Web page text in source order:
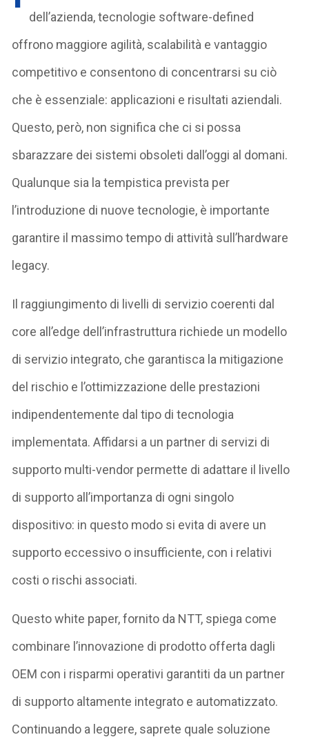
dell’azienda, tecnologie software-defined
offrono maggiore agilità, scalabilità e vantaggio
competitivo e consentono di concentrarsi su ciò
che è essenziale: applicazioni e risultati aziendali.
Questo, però, non significa che ci si possa
sbarazzare dei sistemi obsoleti dall’oggi al domani.
Qualunque sia la tempistica prevista per
l’introduzione di nuove tecnologie, è importante
garantire il massimo tempo di attività sull’hardware
legacy.
Il raggiungimento di livelli di servizio coerenti dal
core all’edge dell’infrastruttura richiede un modello
di servizio integrato, che garantisca la mitigazione
del rischio e l’ottimizzazione delle prestazioni
indipendentemente dal tipo di tecnologia
implementata. Affidarsi a un partner di servizi di
supporto multi-vendor permette di adattare il livello
di supporto all’importanza di ogni singolo
dispositivo: in questo modo si evita di avere un
supporto eccessivo o insufficiente, con i relativi
costi o rischi associati.
Questo white paper, fornito da NTT, spiega come
combinare l’innovazione di prodotto offerta dagli
OEM con i risparmi operativi garantiti da un partner
di supporto altamente integrato e automatizzato.
Continuando a leggere, saprete quale soluzione